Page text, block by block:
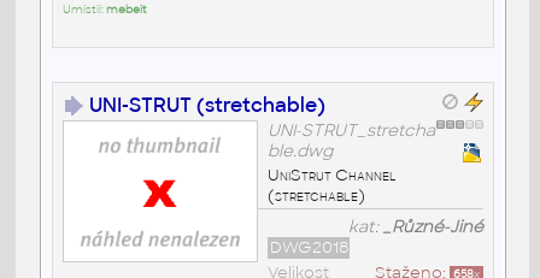
Umístil:mebeit
UNI-STRUT (stretchable)
UNI-STRUT_stretcha
ble.dwg
UniStrut Channel
(stretchable)
kat:_Různé-Jiné
DWG2018
Staženo: 658x
Velikost